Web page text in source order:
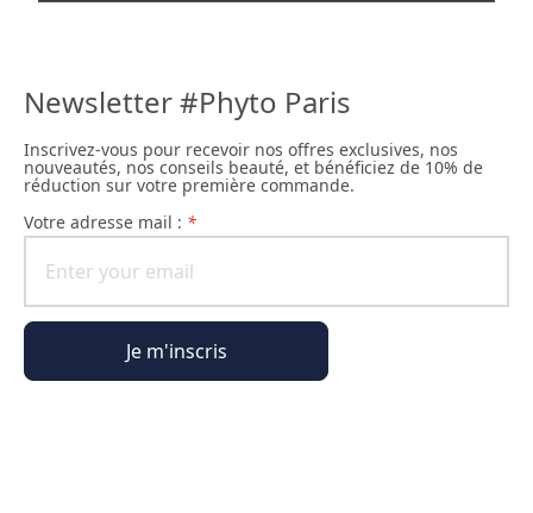
Newsletter #Phyto Paris
Inscrivez-vous pour recevoir nos offres exclusives, nos
nouveautés, nos conseils beauté, et bénéficiez de 10% de
réduction sur votre première commande.
Votre adresse mail : *
Je m'inscris